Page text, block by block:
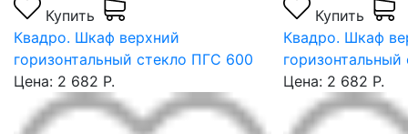
Купить
Квадро. Шкаф верхний
горизонтальный стекло ПГС 600
Цена: 2 682 Р.
Купить
Квадро. Шкаф
Цена: 2 682 Р.